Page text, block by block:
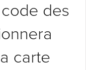
des
carte